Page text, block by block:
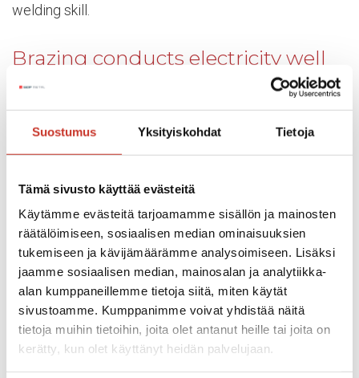
Suostumus Yksityiskohdat Tietoja
Tämä sivusto käyttää evästeitä
Käytämme evästeitä tarjoamamme sisällön ja mainosten
räätälöimiseen, sosiaalisen median ominaisuuksien
tukemiseen ja kävijämäärämme analysoimiseen. Lisäksi
jaamme sosiaalisen median, mainosalan ja analytiikka-
alan kumppaneillemme tietoja siitä, miten käytät
sivustoamme. Kumppanimme voivat yhdistää näitä
tietoja muihin tietoihin, joita olet antanut heille tai joita on
kerätty, kun olet käyttänyt heidän palvelujaan.
welding skill.
Brazing conducts electricity well
Brazing is a suitable method
for copper and brass
joints when the original work pieces must remain
unchanged. With brazing it is possible to join plates,
pipes, sheets and other work pieces.
Coating services
Upon request, we will deliver the structures:
Tinned
Silvered
Anodised